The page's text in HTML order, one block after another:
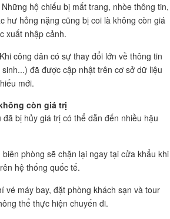
Những hộ chiếu bị mất trang, nhòe thông tin,
hư hỏng nặng cũng bị coi là không còn giá
xuất nhập cảnh.
Khi công dân có sự thay đổi lớn về thông tin
đã được cập nhật trên cơ sở dữ liệu
mới.
còn giá trị
bị hủy giá trị có thể dẫn đến nhiều hậu
phòng sẽ chặn lại ngay tại cửa khẩu khi
hệ thống quốc tế.
vé máy bay, đặt phòng khách sạn và tour
thể thực hiện chuyến đi.